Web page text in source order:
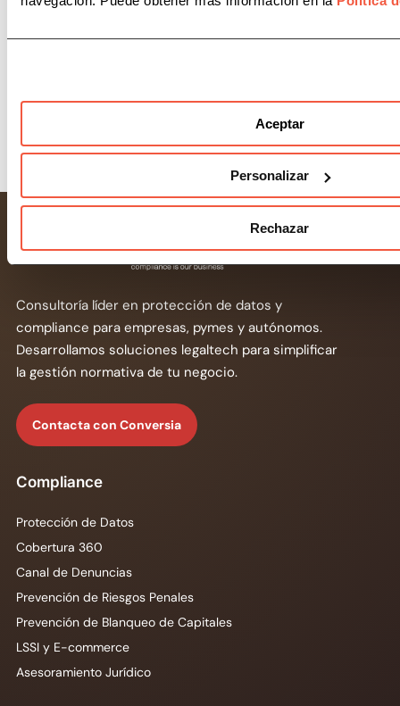
Aceptar
Personalizar
Rechazar
Consultoría líder en protección de datos y
compliance para empresas, pymes y autónomos.
Desarrollamos soluciones legaltech para simplificar
la gestión normativa de tu negocio.
Contacta con Conversia
Compliance
Protección de Datos
Cobertura 360
Canal de Denuncias
Prevención de Riesgos Penales
Prevención de Blanqueo de Capitales
LSSI y E-commerce
Asesoramiento Jurídico